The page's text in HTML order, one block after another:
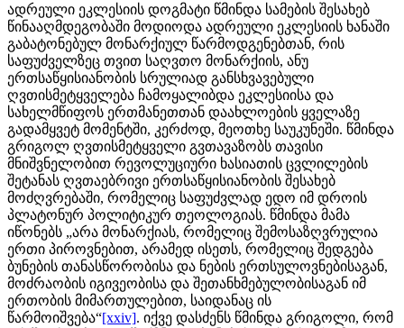
ადრეული ეკლესიის დოგმატი წმინდა სამების შესახებ
წინააღმდეგობაში მოდიოდა ადრეული ეკლესიის ხანაში
გაბატონებულ მონარქიულ წარმოდგენებთან, რის
საფუძველზეც თვით საღვთო მონარქიის, ანუ
ერთსაწყისიანობის სრულიად განსხვავებული
ღვთისმეტყველება ჩამოყალიბდა ეკლესიისა და
სახელმწიფოს ერთმანეთთან დაახლოების ყველაზე
გადამყვეტ მომენტში, კერძოდ, მეოთხე საუკუნეში. წმინდა
გრიგოლ ღვთისმეტყველი გვთავაზობს თავისი
მნიშვნელობით რევოლუციური ხასიათის ცვლილების
შეტანას ღვთაებრივი ერთსაწყისიანობის შესახებ
მოძღვრებაში, რომელიც საფუძვლად ედო იმ დროის
პლატონურ პოლიტიკურ თეოლოგიას. წმინდა მამა
იწონებს „არა მონარქიას, რომელიც შემოსაზღვრულია
ერთი პიროვნებით, არამედ ისეთს, რომელიც შედგება
ბუნების თანასწორობისა და ნების ერთსულოვნებისაგან,
მოძრაობის იგივეობისა და შეთანხმებულობისაგან იმ
ერთობის მიმართულებით, საიდანაც ის
წარმოიშვება“[xxiv]. იქვე დასძენს წმინდა გრიგოლი, რომ